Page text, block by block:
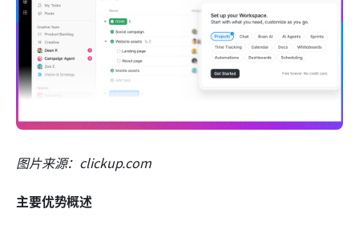
图片来源：clickup.com
主要优势概述